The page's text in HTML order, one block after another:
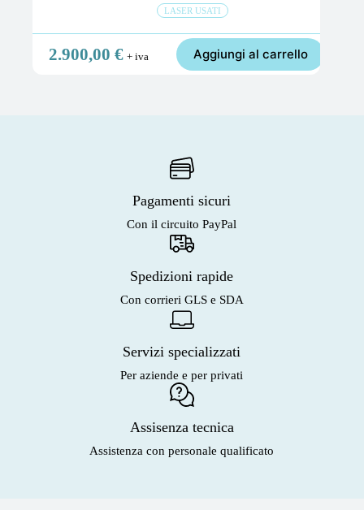
LASER USATI
2.900,00 € + iva Aggiungi al carrello
Pagamenti sicuri
Con il circuito PayPal
Spedizioni rapide
Con corrieri GLS e SDA
Servizi specializzati
Per aziende e per privati
Assisenza tecnica
Assistenza con personale qualificato